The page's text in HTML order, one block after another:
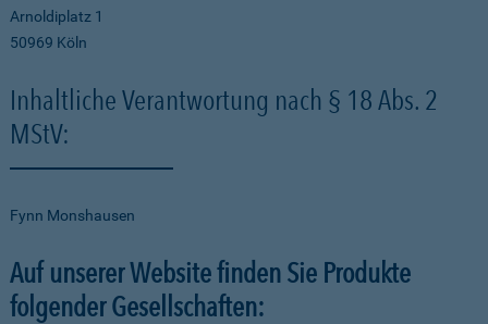
Arnoldiplatz 1
50969 Köln
Inhaltliche Verantwortung nach § 18 Abs. 2
MStV:
Fynn Monshausen
Auf unserer Website finden Sie Produkte
folgender Gesellschaften: